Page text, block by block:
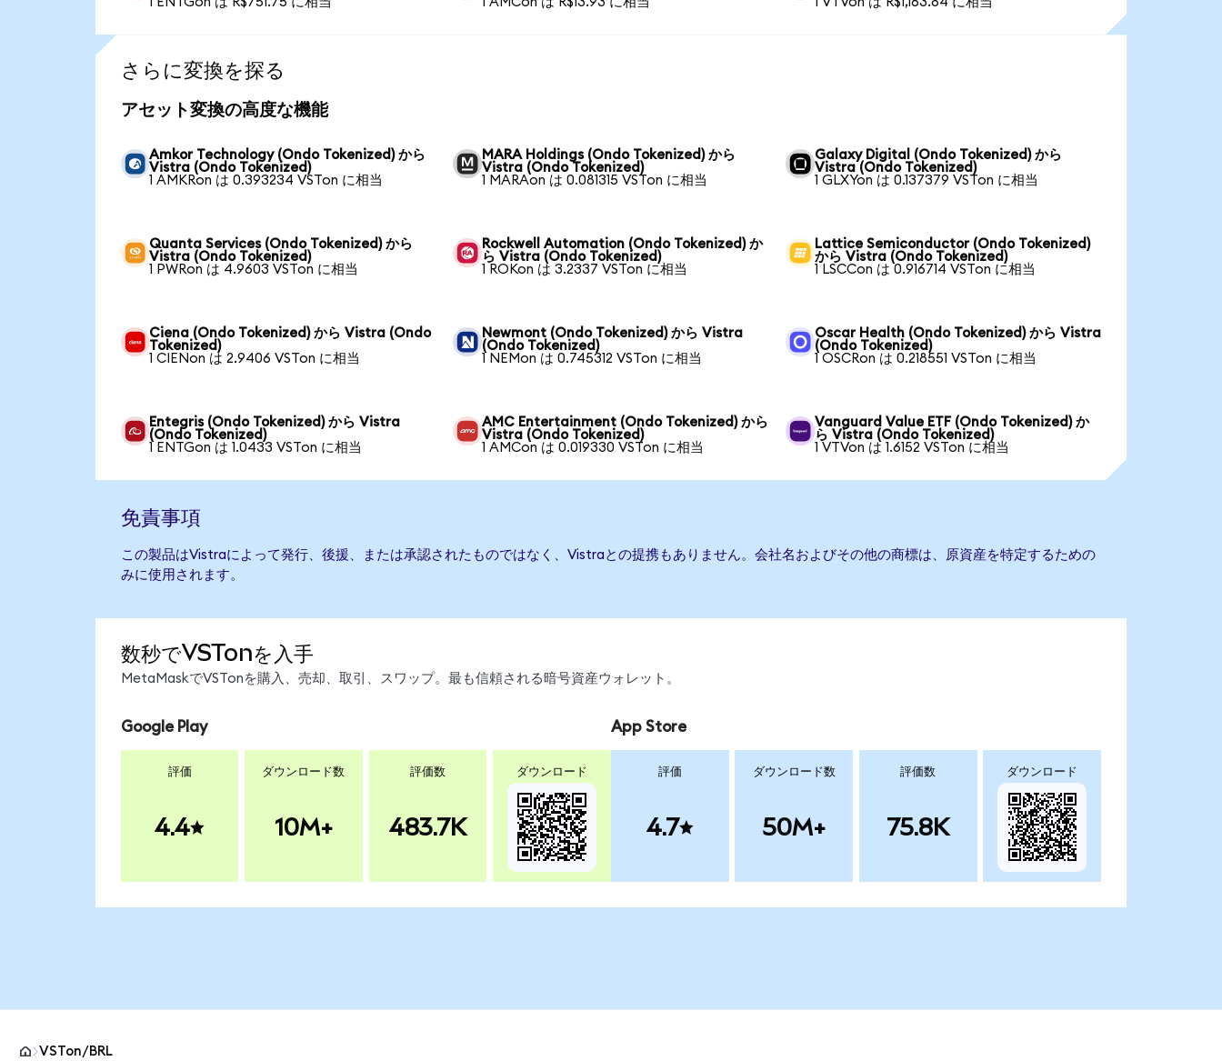
さらに変換を探る
アセット変換の高度な機能
Amkor Technology (Ondo Tokenized) から
Vistra (Ondo Tokenized)
1 AMKRon は 0.393234 VSTon に相当
MARA Holdings (Ondo Tokenized) から
Vistra (Ondo Tokenized)
1 MARAon は 0.081315 VSTon に相当
Galaxy Digital (Ondo Tokenized) から
Vistra (Ondo Tokenized)
1 GLXYon は 0.137379 VSTon に相当
Quanta Services (Ondo Tokenized) から
Vistra (Ondo Tokenized)
1 PWRon は 4.9603 VSTon に相当
Rockwell Automation (Ondo Tokenized) か
ら Vistra (Ondo Tokenized)
1 ROKon は 3.2337 VSTon に相当
Lattice Semiconductor (Ondo Tokenized)
から Vistra (Ondo Tokenized)
1 LSCCon は 0.916714 VSTon に相当
Ciena (Ondo Tokenized) から Vistra (Ondo
Tokenized)
1 CIENon は 2.9406 VSTon に相当
Newmont (Ondo Tokenized) から Vistra
(Ondo Tokenized)
1 NEMon は 0.745312 VSTon に相当
Oscar Health (Ondo Tokenized) から Vistra
(Ondo Tokenized)
1 OSCRon は 0.218551 VSTon に相当
Entegris (Ondo Tokenized) から Vistra
(Ondo Tokenized)
1 ENTGon は 1.0433 VSTon に相当
AMC Entertainment (Ondo Tokenized) から
Vistra (Ondo Tokenized)
1 AMCon は 0.019330 VSTon に相当
Vanguard Value ETF (Ondo Tokenized) か
ら Vistra (Ondo Tokenized)
1 VTVon は 1.6152 VSTon に相当
免責事項
この製品はVistraによって発行、後援、または承認されたものではなく、Vistraとの提携もありません。会社名およびその他の商標は、原資産を特定するための
みに使用されます。
数秒でVSTonを入手
MetaMaskでVSTonを購入、売却、取引、スワップ。最も信頼される暗号資産ウォレット。
Google Play
評価
4.4
ダウンロード数
10M+
評価数
483.7K
ダウンロード
App Store
評価
4.7
ダウンロード数
50M+
評価数
75.8K
ダウンロード
VSTon/BRL